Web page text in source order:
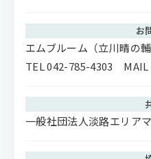
お
エムブルーム（立川晴の輔
TEL 042-785-4303 MAIL
一般社団法人淡路エリア